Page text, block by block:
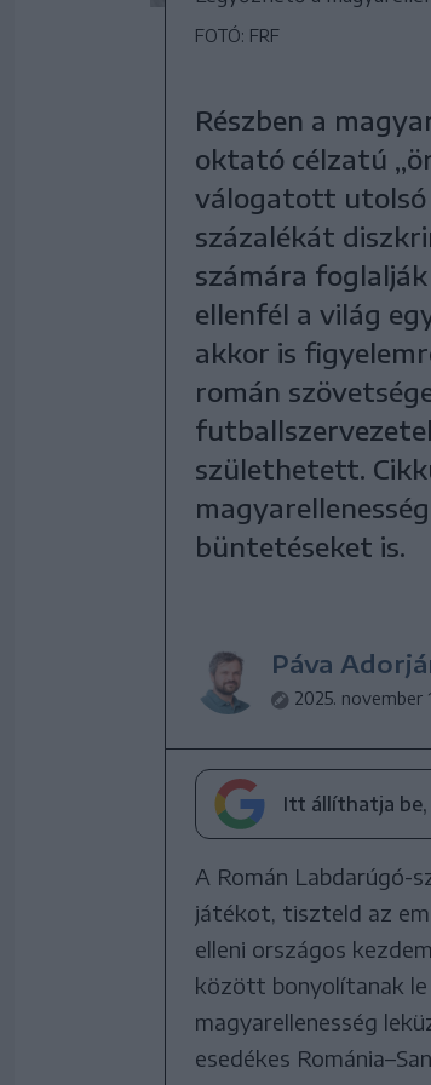
FOTÓ: FRF
Részben a
oktató célzatú
válogatott utolsó
százalékát
számára
ellenfél a világ
akkor is
román
születhetett.
büntetéseket is.
Páva
2025. november
Itt állíthatja be,
A Román Labdarúgó-
játékot, tiszteld az
elleni országos
között bonyolítanak le
magyarellenesség
esedékes